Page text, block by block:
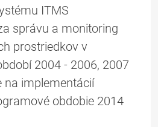
ITMS
správu a monitoring
prostriedkov v
2004 - 2006, 2007
na implementácií
obdobie 2014